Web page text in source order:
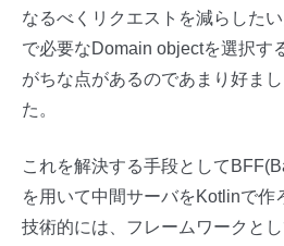
なるべくリクエストを減らした
で必要なDomain objectを選択す
がちな点があるのであまり好ま
た。
これを解決する手段として
を用いて中間サーバをKotlinで作
技術的には、フレームワークとし